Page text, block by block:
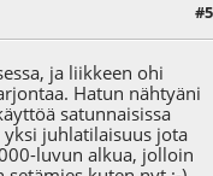
#5
ja liikkeen ohi
Hatun nähtyäni
satunnaisissa
juhlatilaisuus jota
luvun alkua, jolloin